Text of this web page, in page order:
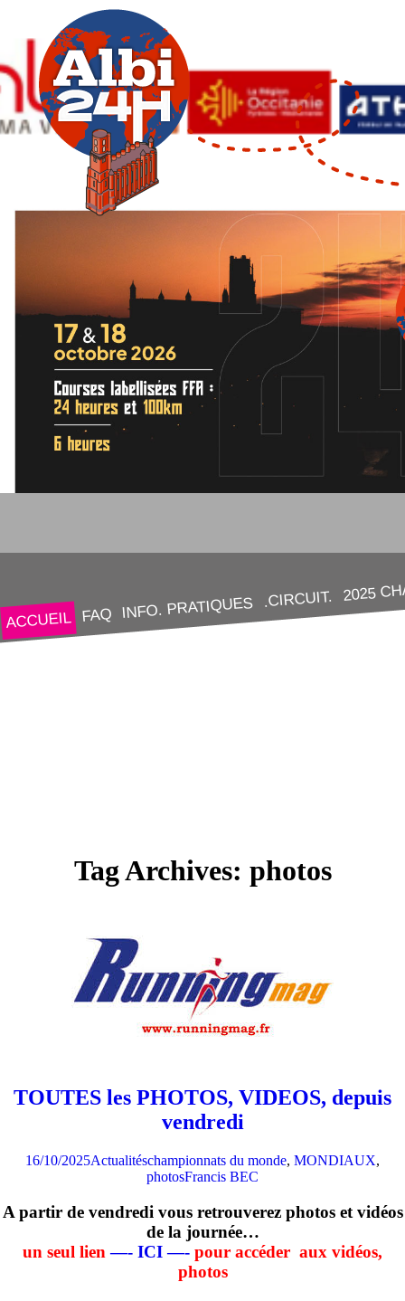
ACCUEIL FAQ INFO. PRATIQUES .CIRCUIT. 2025
Tag Archives: photos
TOUTES les PHOTOS, VIDEOS, depuis
vendredi
16/10/2025Actualitéschampionnats du monde, MONDIAUX,
photosFrancis BEC
A partir de vendredi vous retrouverez photos et vidéos
de la journée…
un seul lien—- ICI —- pour accéder aux vidéos,
photos